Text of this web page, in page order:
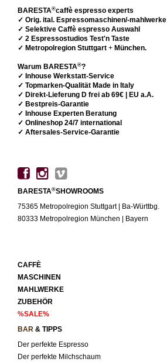
BARESTA®caffè espresso experts
✓ Orig. ital. Espressomaschinen/-mahlwerke
✓ Selektive Caffè espresso Auswahl
✓ 2 Espressostudios Test'n Taste
✓ Metropolregion Stuttgart + München.
Warum BARESTA®?
✓ Inhouse Werkstatt-Service
✓ Topmarken-Qualität Made in Italy
✓ Direkt-Lieferung D frei ab 69€ | EU a.A.
✓ Bestpreis-Garantie
✓ Inhouse Experten Beratung
✓ Onlineshop 24/7 international
✓ Aftersales-Service-Garantie
BARESTA®SHOWROOMS
75365 Metropolregion Stuttgart | Ba-Württbg.
80333 Metropolregion München | Bayern
CAFFÈ
MASCHINEN
MAHLWERKE
ZUBEHÖR
%SALE%
BAR & TIPPS
Der perfekte Espresso
Der perfekte Milchschaum